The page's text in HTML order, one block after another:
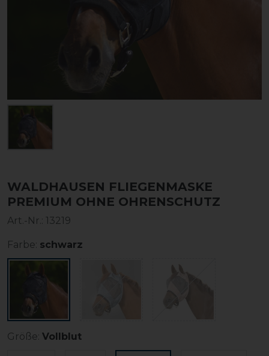
WALDHAUSEN FLIEGENMASKE
PREMIUM OHNE OHRENSCHUTZ
Art.-Nr.: 13219
Farbe: schwarz
Größe: Vollblut